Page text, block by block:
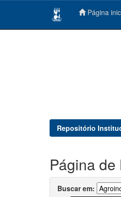
Página
Repositório
Página de
Buscar em: